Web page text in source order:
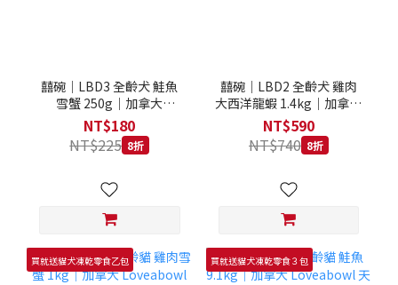
囍碗｜LBD3 全齡犬 鮭魚
雪蟹 250g｜加拿大
Loveabowl 天然無穀糧
250克 成犬 無穀狗飼料
NT$180
NT$225 8折
囍碗｜LBD2 全齡犬 雞肉
大西洋龍蝦 1.4kg｜加拿大
Loveabowl 天然無穀糧
1.4公斤 成犬 無穀狗飼料
NT$590
NT$740 8折
買就送貓犬凍乾零食乙包 買就送貓犬凍乾零食３包